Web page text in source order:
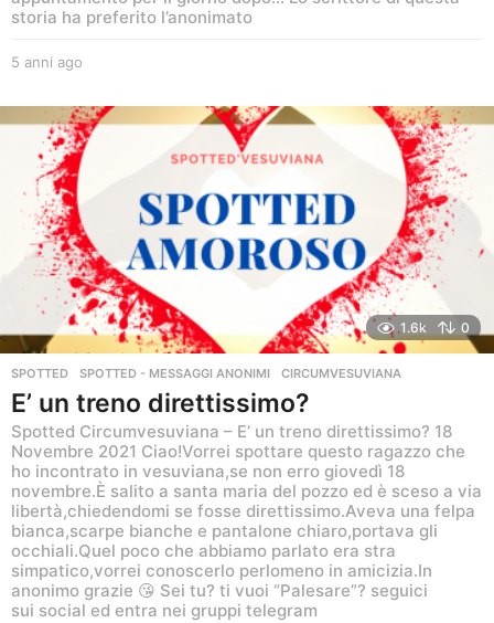
storia ha preferito l’anonimato
5 anni ago
n
n
i
1.6k 0
SPOTTED ,SPOTTED - MESSAGGI ANONIMI CIRCUMVESUVIANA
E’ un treno direttissimo?
Spotted Circumvesuviana – E’ un treno direttissimo? 18
Novembre 2021 Ciao!Vorrei spottare questo ragazzo che
ho incontrato in vesuviana,se non erro giovedì 18
novembre.È salito a santa maria del pozzo ed è sceso a via
libertà,chiedendomi se fosse direttissimo.Aveva una felpa
bianca,scarpe bianche e pantalone chiaro,portava gli
occhiali.Quel poco che abbiamo parlato era stra
simpatico,vorrei conoscerlo perlomeno in amicizia.In
anonimo grazie 😘 Sei tu? ti vuoi “Palesare”? seguici
sui social ed entra nei gruppi telegram